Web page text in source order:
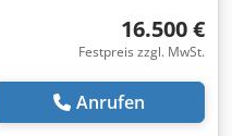
16.500 €
Festpreis zzgl. MwSt.
Anrufen